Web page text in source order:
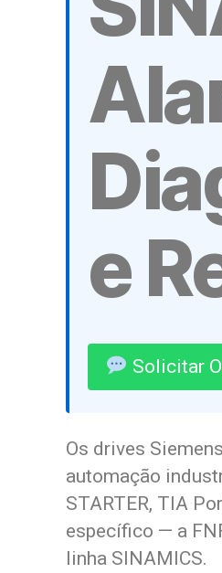
e
Solicitar
Os drives
automação
STARTER, TIA
específico — a
linha SINAMICS.